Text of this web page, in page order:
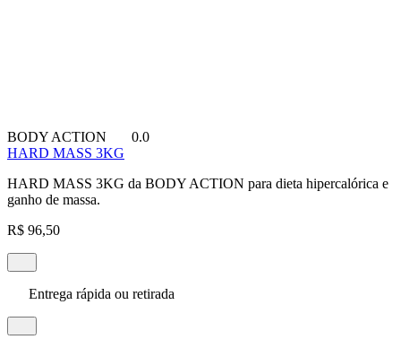
BODY ACTION
0.0
HARD MASS 3KG
HARD MASS 3KG da BODY ACTION para dieta hipercalórica e
ganho de massa.
R$ 96,50
Entrega rápida ou retirada